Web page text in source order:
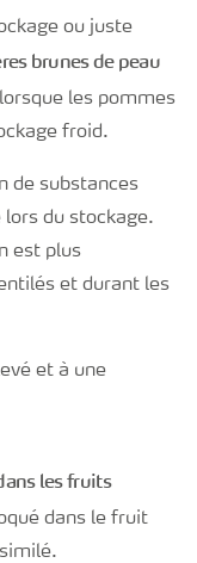
ou juste
brunes de peau
les pommes
froid.
de substances
du stockage.
est plus
et durant les
et à une
les fruits
dans le fruit